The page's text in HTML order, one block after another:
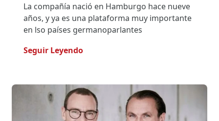
La compañía nació en Hamburgo hace nueve
años, y ya es una plataforma muy importante
en lso países germanoparlantes
Seguir Leyendo- Onlogist Continúa Expansión